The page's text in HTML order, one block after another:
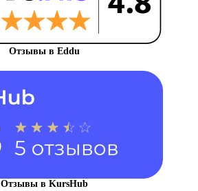
Отзывы в Eddu
Отзывы в KursHub